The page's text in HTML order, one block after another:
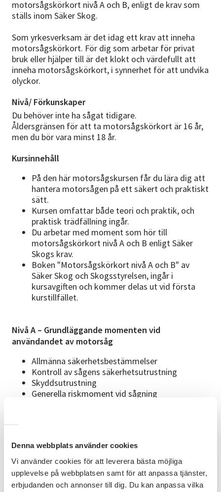
Denna webbplats använder cookies
Vi använder cookies för att leverera bästa möjliga
upplevelse på webbplatsen samt för att anpassa tjänster,
erbjudanden och annonser till dig. Du kan anpassa vilka
motorsågskörkort nivå A och B, enligt de krav som
ställs inom Säker Skog.
Som yrkesverksam är det idag ett krav att inneha
motorsågskörkort. För dig som arbetar för privat
bruk eller hjälper till är det klokt och värdefullt att
inneha motorsågskörkort, i synnerhet för att undvika
olyckor.
Nivå/ Förkunskaper
Du behöver inte ha sågat tidigare.
Åldersgränsen för att ta motorsågskörkort är 16 år,
men du bör vara minst 18 år.
Kursinnehåll
På den här motorsågskursen får du lära dig att
hantera motorsågen på ett säkert och praktiskt
sätt.
Kursen omfattar både teori och praktik, och
praktisk trädfällning ingår.
Du arbetar med moment som hör till
motorsågskörkort nivå A och B enligt Säker
Skogs krav.
Boken "Motorsågskörkort nivå A och B" av
Säker Skog och Skogsstyrelsen, ingår i
kursavgiften och kommer delas ut vid första
kurstillfället.
Nivå A – Grundläggande momenten vid
användandet av motorsåg
Allmänna säkerhetsbestämmelser
Kontroll av sågens säkerhetsutrustning
Skyddsutrustning
Generella riskmoment vid sågning
Planering och rekognosering
Riktskär, fällskär och fällning
Kvistning och kapning
Säkerhetsbestämmelser vid trädfällning